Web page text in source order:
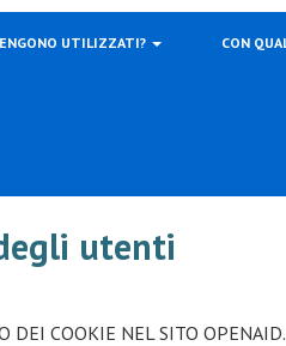
UTILIZZATI? CON
utenti
DEI COOKIE NEL SITO